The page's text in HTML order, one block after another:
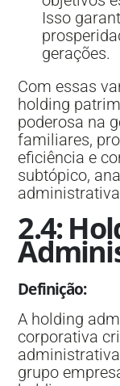
Isso
gerações.
Com essas
holding
poderosa na
familiares,
eficiência e
subtópico,
2.4:
Definição:
A holding
corporativa
grupo